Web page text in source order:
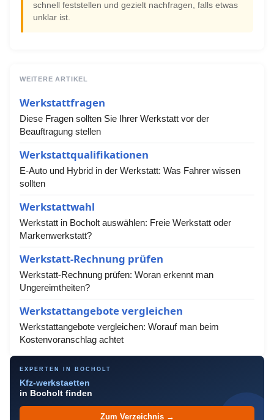
schnell feststellen und gezielt nachfragen, falls etwas
unklar ist.
WEITERE ARTIKEL
Werkstattfragen
Diese Fragen sollten Sie Ihrer Werkstatt vor der
Beauftragung stellen
Werkstattqualifikationen
E-Auto und Hybrid in der Werkstatt: Was Fahrer wissen
sollten
Werkstattwahl
Werkstatt in Bocholt auswählen: Freie Werkstatt oder
Markenwerkstatt?
Werkstatt-Rechnung prüfen
Werkstatt-Rechnung prüfen: Woran erkennt man
Ungereimtheiten?
Werkstattangebote vergleichen
Werkstattangebote vergleichen: Worauf man beim
Kostenvoranschlag achtet
EXPERTEN IN BOCHOLT
Kfz-werkstaetten
in Bocholt finden
Zum Verzeichnis →